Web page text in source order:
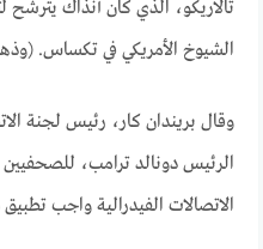
تالاريكو، الذي كان آنذاك
الشيوخ الأمريكي في تكساس.
وقال بريندان كار، رئيس لجنة
الرئيس دونالد ترامب،
الاتصالات الفيدرالية واجب